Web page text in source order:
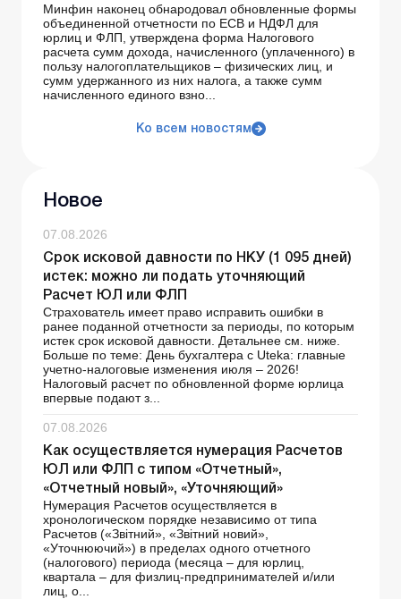
Минфин наконец обнародовал обновленные формы
объединенной отчетности по ЕСВ и НДФЛ для
юрлиц и ФЛП, утверждена форма Налогового
расчета сумм дохода, начисленного (уплаченного) в
пользу налогоплательщиков – физических лиц, и
сумм удержанного из них налога, а также сумм
начисленного единого взно...
Ко всем новостям
Новое
07.08.2026
Срок исковой давности по НКУ (1 095 дней)
истек: можно ли подать уточняющий
Расчет ЮЛ или ФЛП
Страхователь имеет право исправить ошибки в
ранее поданной отчетности за периоды, по которым
истек срок исковой давности. Детальнее см. ниже.
Больше по теме: День бухгалтера с Uteka: главные
учетно-налоговые изменения июля – 2026!
Налоговый расчет по обновленной форме юрлица
впервые подают з...
07.08.2026
Как осуществляется нумерация Расчетов
ЮЛ или ФЛП с типом «Отчетный»,
«Отчетный новый», «Уточняющий»
Нумерация Расчетов осуществляется в
хронологическом порядке независимо от типа
Расчетов («Звітний», «Звітний новий»,
«Уточнюючий») в пределах одного отчетного
(налогового) периода (месяца – для юрлиц,
квартала – для физлиц-предпринимателей и/или
лиц, о...